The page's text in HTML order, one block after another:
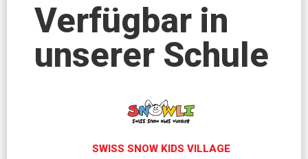
Verfügbar in
unserer Schule
SWISS SNOW KIDS VILLAGE